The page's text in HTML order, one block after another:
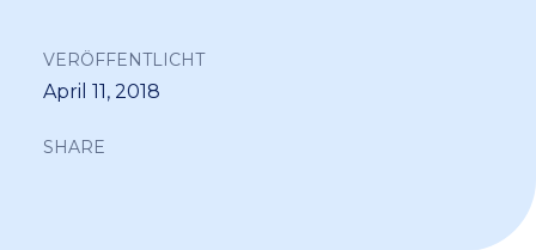
VERÖFFENTLICHT
April 11, 2018
SHARE